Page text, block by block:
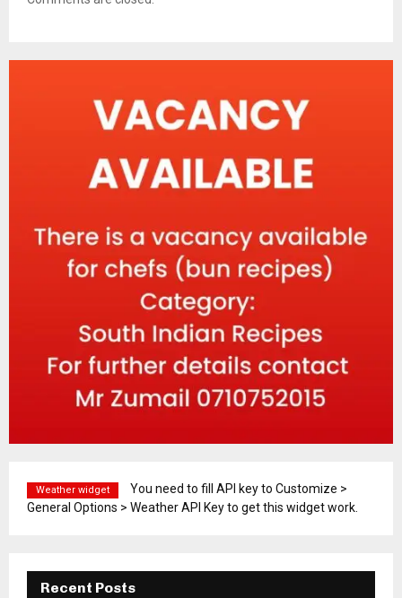
Weather widget
You need to fill API key to Customize >
General Options > Weather API Key to get this widget work.
Recent Posts